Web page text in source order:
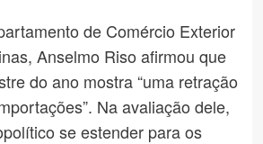
de Comércio Exterior
Anselmo Riso afirmou que
do ano mostra “uma retração
Na avaliação dele,
se estender para os